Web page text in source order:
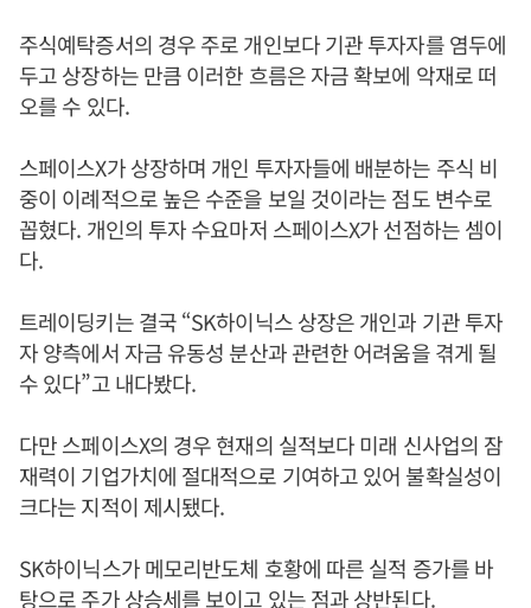
주식예탁증서의 경우 주로 개인보다 기관 투자자를 염두에
두고 상장하는 만큼 이러한 흐름은 자금 확보에 악재로 떠
오를 수 있다.
스페이스X가 상장하며 개인 투자자들에 배분하는 주식 비
중이 이례적으로 높은 수준을 보일 것이라는 점도 변수로
꼽혔다. 개인의 투자 수요마저 스페이스X가 선점하는 셈이
다.
트레이딩키는 결국 “SK하이닉스 상장은 개인과 기관 투자
자 양측에서 자금 유동성 분산과 관련한 어려움을 겪게 될
수 있다”고 내다봤다.
다만 스페이스X의 경우 현재의 실적보다 미래 신사업의 잠
재력이 기업가치에 절대적으로 기여하고 있어 불확실성이
크다는 지적이 제시됐다.
SK하이닉스가 메모리반도체 호황에 따른 실적 증가를 바
탕으로 주가 상승세를 보이고 있는 점과 상반된다.